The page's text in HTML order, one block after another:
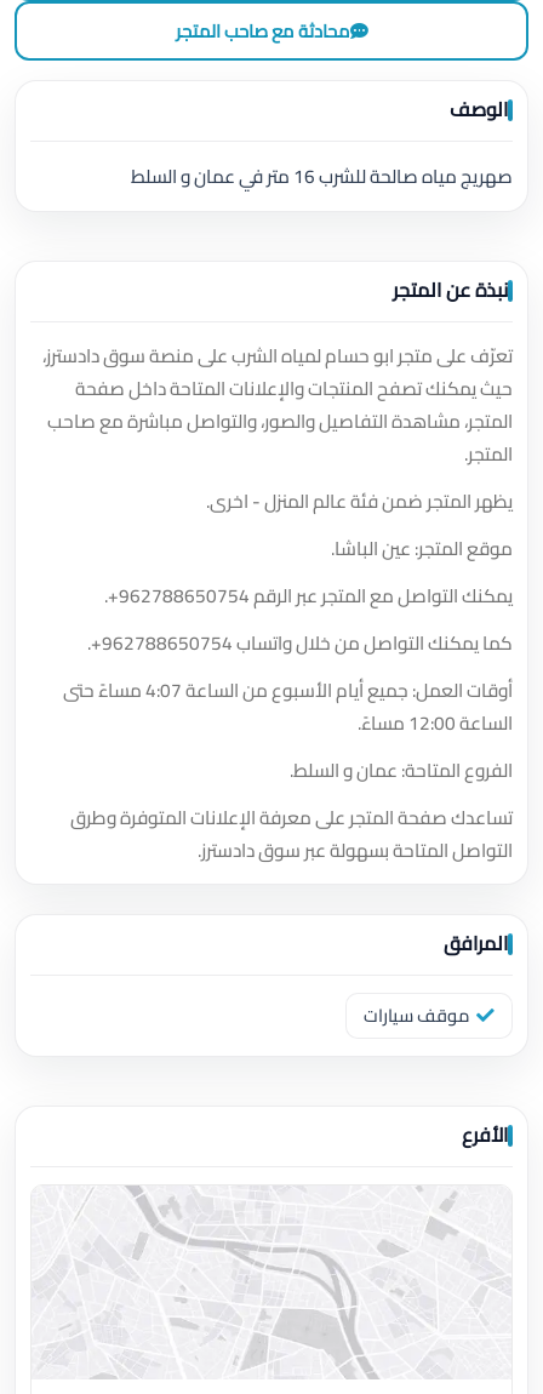
محادثة مع صاحب المتجر
الوصف
صهريج مياه صالحة للشرب 16 متر في عمان و السلط
نبذة عن المتجر
تعرّف على متجر ابو حسام لمياه الشرب على منصة سوق دادسترز،
حيث يمكنك تصفح المنتجات والإعلانات المتاحة داخل صفحة
المتجر، مشاهدة التفاصيل والصور، والتواصل مباشرة مع صاحب
المتجر.
يظهر المتجر ضمن فئة عالم المنزل - اخرى.
موقع المتجر: عين الباشا.
يمكنك التواصل مع المتجر عبر الرقم+962788650754
.
كما يمكنك التواصل من خلال واتساب+962788650754
.
أوقات العمل: جميع أيام الأسبوع من الساعة 4:07 مساءً حتى
الساعة 12:00 مساءً.
الفروع المتاحة: عمان و السلط.
تساعدك صفحة المتجر على معرفة الإعلانات المتوفرة وطرق
التواصل المتاحة بسهولة عبر سوق دادسترز.
المرافق
موقف سيارات
الأفرع